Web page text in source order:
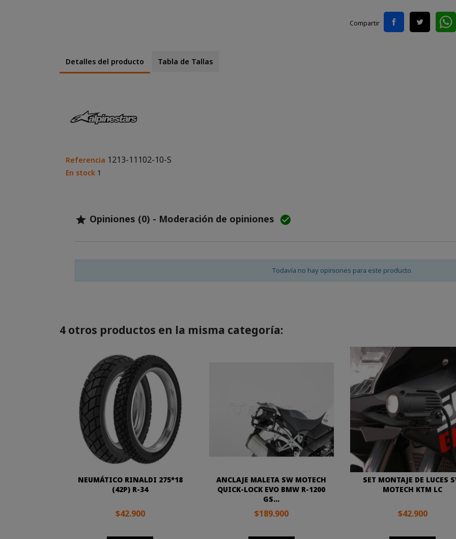
Compartir
Detalles del producto Tabla de Tallas
Referencia 1213-11102-10-S
En stock 1
 Opiniones (0) - Moderación de opiniones 
Todavía no hay opiniones para este producto.
4 otros productos en la misma categoría:
NEUMÁTICO RINALDI 275*18
(42P) R-34
$42.900
ANCLAJE MALETA SW MOTECH
QUICK-LOCK EVO BMW R-1200
GS...
$189.900
SET MONTAJE DE LUCES
MOTECH KTM LC
$42.900